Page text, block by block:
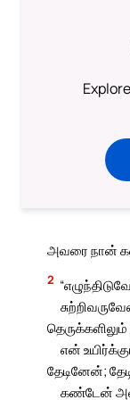
அவரை நான்
2
தெருக்களிலும்
என்
தேடினேன்;
கண்டேன்